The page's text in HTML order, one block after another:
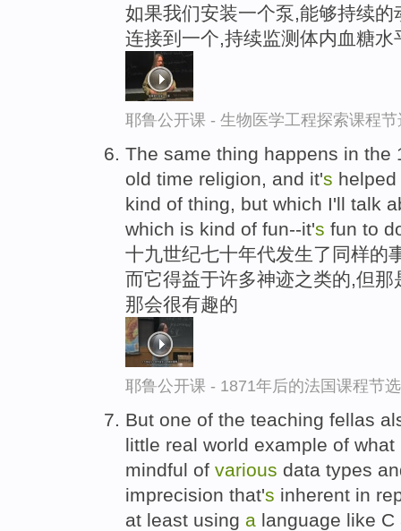
如果我们安装一个泵,能够持续
连接到一个,持续监测体内血糖
耶鲁公开课 - 生物医学工程探索课程节
The same thing happens in the
old time religion, and it's
kind of thing, but which I'll talk
which is kind of fun--it's fun to
十九世纪七十年代发生了同样的
而它得益于许多神迹之类的,但
那会很有趣的
耶鲁公开课 - 1871年后的法国课程节选
But one of the teaching fellas
little real world example of
mindful of various data types
imprecision that's inherent in
at least using a language like